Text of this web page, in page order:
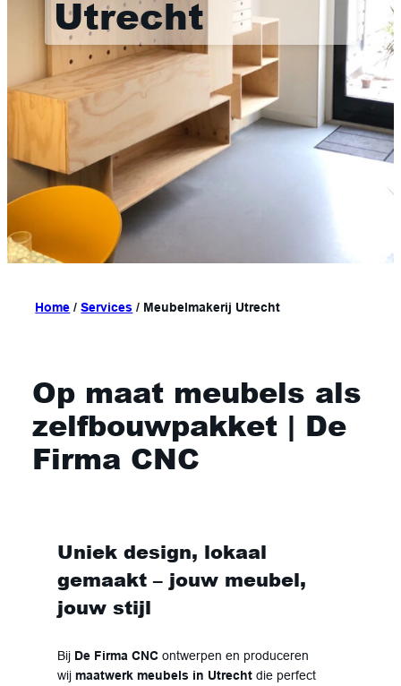
Utrecht
Home /Services / Meubelmakerij Utrecht
Op maat meubels als
zelfbouwpakket | De
Firma CNC
Uniek design, lokaal
gemaakt – jouw meubel,
jouw stijl
Bij De Firma CNC ontwerpen en produceren
wij maatwerk meubels in Utrecht die perfect